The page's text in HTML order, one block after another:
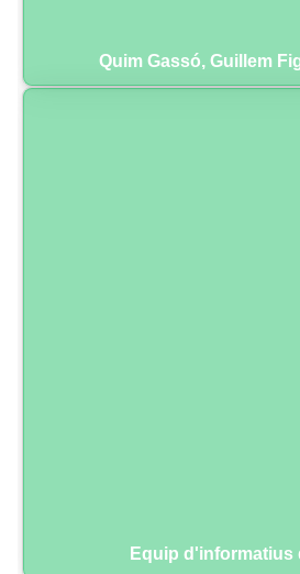
Quim Gassó, Guillem
Equip d'informatius